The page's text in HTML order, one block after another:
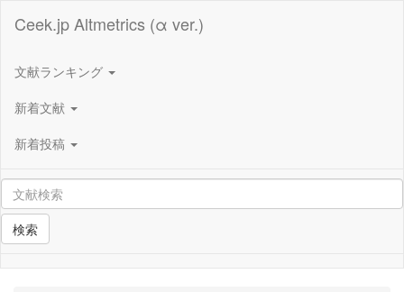
Ceek.jp Altmetrics (α ver.)
文献ランキング
新着文献
新着投稿
検索